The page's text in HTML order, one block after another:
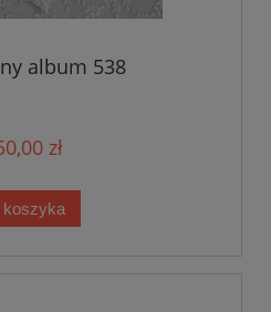
album 538
zł
koszyka